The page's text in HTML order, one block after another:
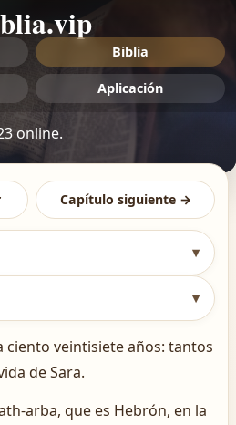
Biblia
Aplicación
online.
Capítulo siguiente →
▾
▾
ciento veintisiete años: tantos
de Sara.
arba, que es Hebrón, en la